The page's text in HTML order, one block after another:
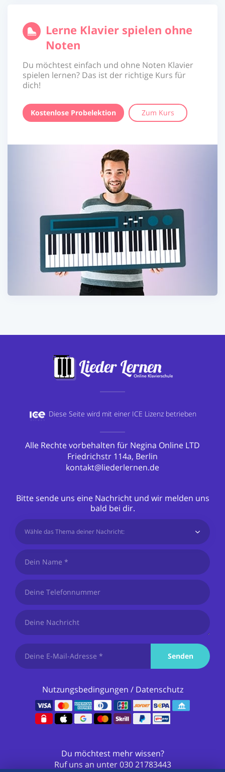
Lerne Klavier spielen ohne
Noten
Du möchtest einfach und ohne Noten Klavier
spielen lernen? Das ist der richtige Kurs für
dich!
Kostenlose Probelektion Zum Kurs
Bitte sende uns eine Nachricht und wir melden uns
bald bei dir.
Wähle das Thema deiner Nachricht:
Senden
Nutzungsbedingungen / Datenschutz
Diese Seite wird mit einer ICE Lizenz betrieben
Alle Rechte vorbehalten für Negina Online LTD
Friedrichstr 114a, Berlin
kontakt@liederlernen.de
Du möchtest mehr wissen?
Ruf uns an unter030 21783443